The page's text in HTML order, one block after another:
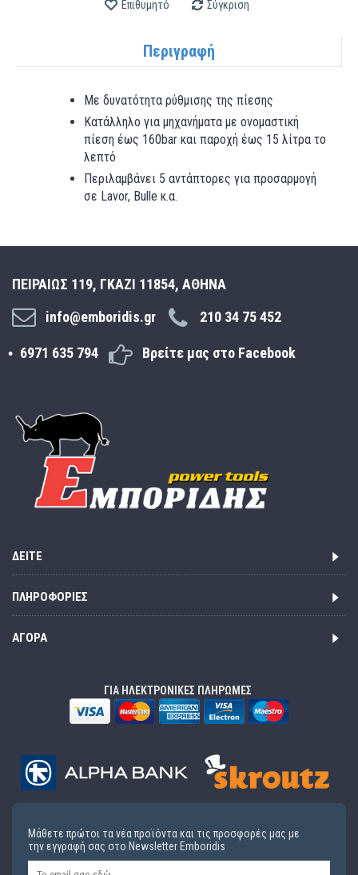
Επιθυμητό Σύγκριση
Περιγραφή
Με δυνατότητα ρύθμισης της πίεσης
Κατάλληλο για μηχανήματα με ονομαστική
πίεση έως 160bar και παροχή έως 15 λίτρα το
λεπτό
Περιλαμβάνει 5 αντάπτορες για προσαρμογή
σε Lavor, Bulle κ.α.
ΠΕΙΡΑΙΩΣ 119, ΓΚΑΖΙ 11854, ΑΘΗΝΑ
info@emboridis.gr
210 34 75 452
6971 635 794 Βρείτε μας στο Facebook
ΔΕΊΤΕ
ΠΛΗΡΟΦΟΡΊΕΣ
ΑΓΟΡΆ
ΓΙΑ ΗΛΕΚΤΡΟΝΙΚΕΣ ΠΛΗΡΩΜΕΣ
Μάθετε πρώτοι τα νέα προϊόντα και τις προσφορές μας με
την εγγραφή σας στο Newsletter Emboridis